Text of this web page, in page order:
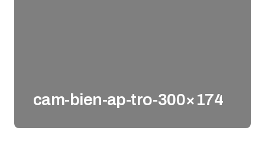
cam-bien-ap-tro-300×174